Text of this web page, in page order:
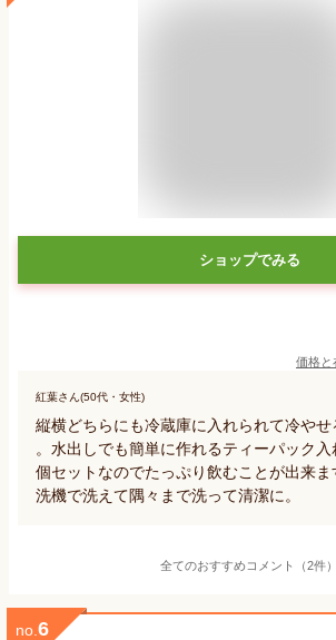
ショップでみる
価格と
紅葉さん(50代・女性)
縦横どちらにも冷蔵庫に入れられて冷や
。水出しでも簡単に作れるティーパック入
個セットなのでたっぷり飲むことが出来
洗機で洗えて隅々まで洗って清潔に。
全てのおすすめコメント（2件）
no. 6